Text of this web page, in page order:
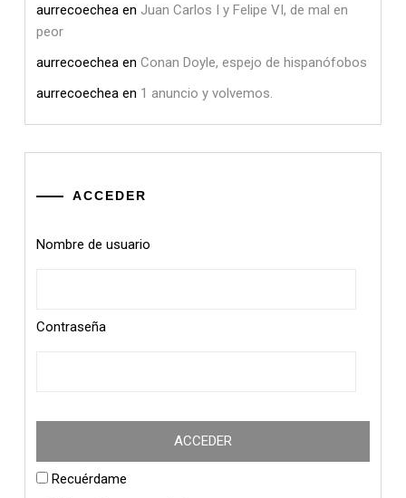
aurrecoechea en Juan Carlos I y Felipe VI, de mal en
peor
aurrecoechea en Conan Doyle, espejo de hispanófobos
aurrecoechea en 1 anuncio y volvemos.
ACCEDER
Nombre de usuario
Contraseña
Recuérdame